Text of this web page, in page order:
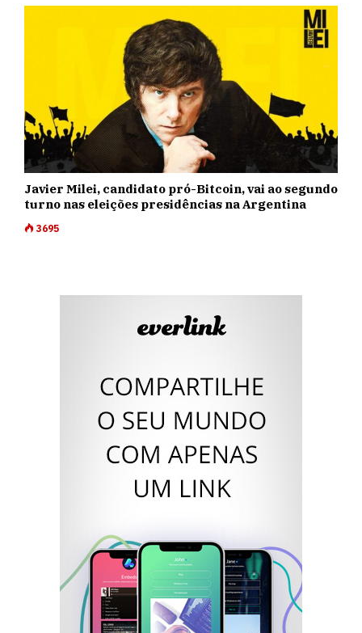
Javier Milei, candidato pró-Bitcoin, vai ao segundo
turno nas eleições presidências na Argentina
3695